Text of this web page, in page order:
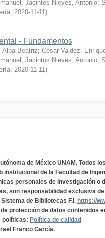
; Jacintos Nieves, Antonio;
, 2020-11-11)
- Fundamentos
Alba Beatriz; César Valdez,
; Jacintos Nieves, Antonio;
, 2020-11-11)
de México UNAM. Todos
institucional de la Facultad de
personales de investigación o
son responsabilidad exclusiva
de Bibliotecas F.I. https://
protección de datos contenidos
políticas: Política de calidad
Franco García.